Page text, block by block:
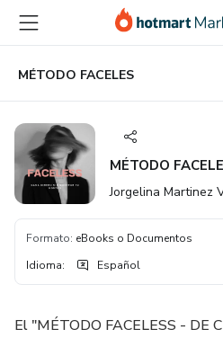
principal
página
de
página
MÉTODO FACELES
MÉTODO
Jorgelina Martinez
Formato: eBooks o Documentos
Idioma: Español
El "MÉTODO FACELESS - DE